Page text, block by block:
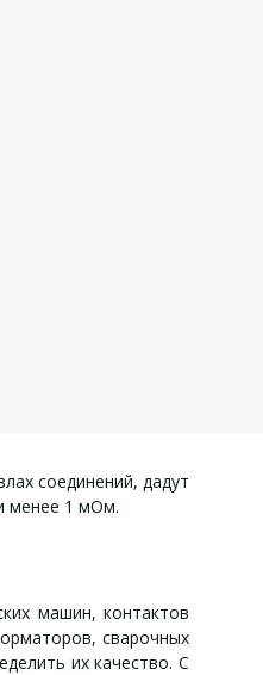
соединений, дадут
менее 1 мОм.
машин, контактов
сварочных
их качество. С